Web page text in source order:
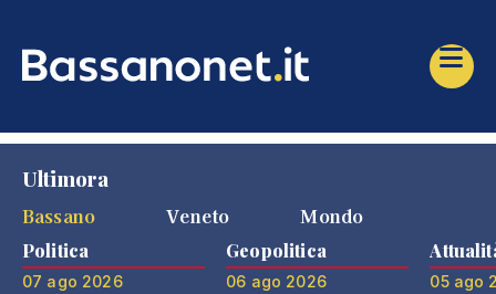
Ultimora
Bassano
Veneto Mondo
Politica
07 ago 2026
Geopolitica
06 ago 2026 05 ago